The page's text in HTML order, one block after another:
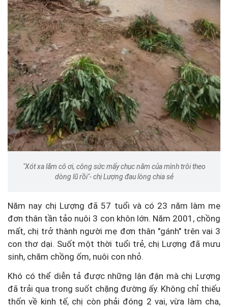
"Xót xa lắm cô ơi, công sức mấy chục năm của mình trôi theo
dòng lũ rồi"- chị Lượng đau lòng chia sẻ
Năm nay chị Lượng đã 57 tuổi và có 23 năm làm mẹ
đơn thân tần tảo nuôi 3 con khôn lớn. Năm 2001, chồng
mất, chị trở thành người mẹ đơn thân "gánh" trên vai 3
con thơ dại. Suốt một thời tuổi trẻ, chị Lượng đã mưu
sinh, chăm chồng ốm, nuôi con nhỏ.
Khó có thể diễn tả được những lận đận mà chị Lượng
đã trải qua trong suốt chặng đường ấy. Không chỉ thiếu
thốn về kinh tế, chị còn phải đóng 2 vai, vừa làm cha,